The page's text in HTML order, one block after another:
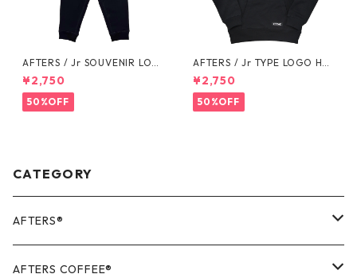
AFTERS / Jr SOUVENIR LOG
O SWEAT PANTS
¥2,750
50%OFF
AFTERS / Jr TYPE LOGO HO
ODIE
¥2,750
50%OFF
CATEGORY
AFTERS®️
OUTER
AFTERS COFFEE®️